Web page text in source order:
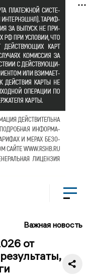
Важная новость
от